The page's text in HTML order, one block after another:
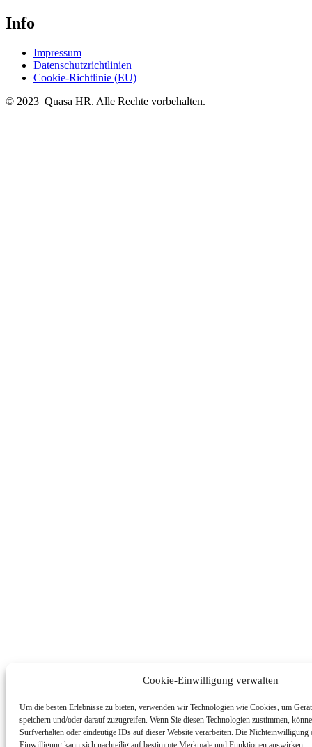
Cookie-Einwilligung verwalten
Um die besten Erlebnisse zu bieten, verwenden wir Technologien wie Cookies, um
speichern und/oder darauf zuzugreifen. Wenn Sie diesen Technologien zustimmen,
Surfverhalten oder eindeutige IDs auf dieser Website verarbeiten. Die Nichteinwilligung
Einwilligung kann sich nachteilig auf bestimmte Merkmale und Funktionen auswirken.
Info
Impressum
Datenschutzrichtlinien
Cookie-Richtlinie (EU)
© 2023 Quasa HR. Alle Rechte vorbehalten.